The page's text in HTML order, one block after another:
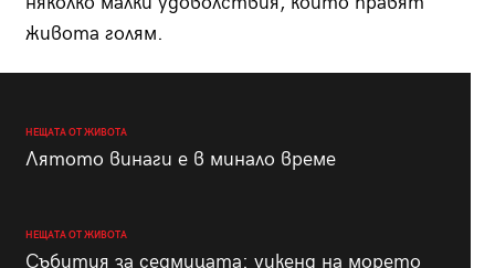
живота голям.
НЕЩАТА ОТ ЖИВОТА
Лятото винаги е в минало време
НЕЩАТА ОТ ЖИВОТА
Събития за седмицата: уикенд на морето